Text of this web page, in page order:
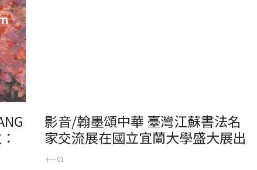
影音/翰墨頌中華 臺灣江蘇書法名
家交流展在國立宜蘭大學盛大展出
十一 01